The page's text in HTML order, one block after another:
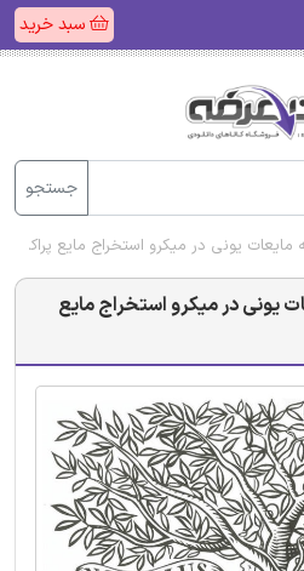
سبد خرید
جستجو
مایعات یونی در میکرو استخراج مایع پراکنده
یونی در میکرو استخراج مایع